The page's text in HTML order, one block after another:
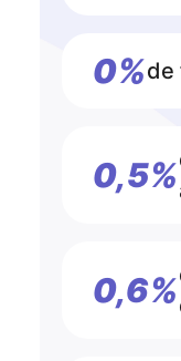
0%de
0,5%
0,6%